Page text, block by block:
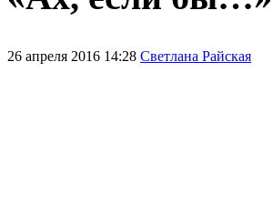
26 апреля 2016 14:28 Светлана Райская